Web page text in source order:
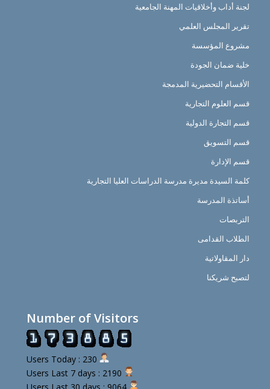
لجنة أداب وأخلاقيات المهنة الجامعية
تقرير المجلس العلمي
مشروع المؤسسة
خلية ضمان الجودة
الأقسام التحضيرية المدمجة
قسم العلوم التجارية
قسم التجارة الدولية
قسم التسويق
قسم الإدارة
كلمة السيدة مديرة مدرسة الدراسات العليا التجارية
أساتذة المدرسة
التربصات
الطلاب القدامى
دار المقاولاتية
لتصبح شريكنا
Number of Visitors